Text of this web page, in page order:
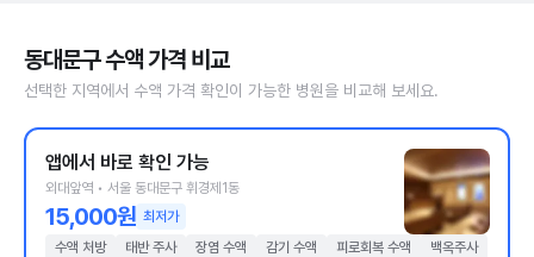
동대문구 수액 가격 비교
선택한 지역에서 수액 가격 확인이 가능한 병원을 비교해 보세요.
앱에서 바로 확인 가능
외대앞역 • 서울 동대문구 휘경제1동
15,000원 최저가
수액 처방
태반 주사 장염 수액 감기 수액 피로회복 수액 백옥주사